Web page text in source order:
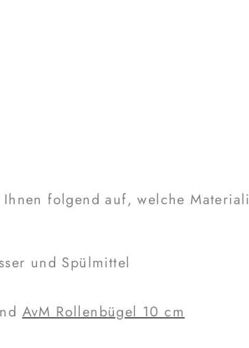
folgend auf, welche
und Spülmittel
AvM Rollenbügel 10 cm